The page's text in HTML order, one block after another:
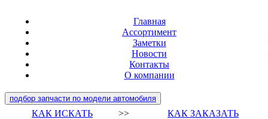
Главная
Ассортимент
Заметки
Новости
Контакты
О компании
подбор запчасти по модели автомобиля
КАК ИСКАТЬ >> КАК ЗАКАЗАТЬ